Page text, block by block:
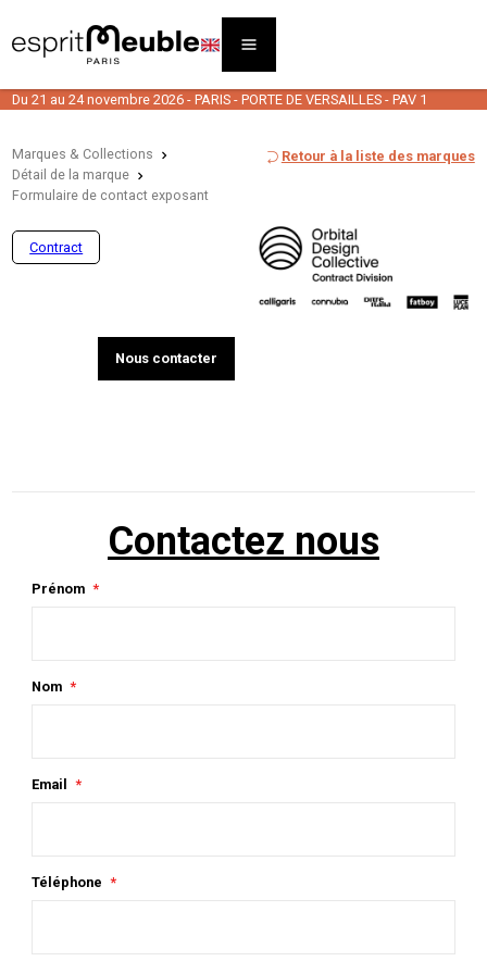
Du 21 au 24 novembre 2026 - PARIS - PORTE DE VERSAILLES - PAV 1
Marques & Collections
Détail de la marque
Formulaire de contact exposant
Retour à la liste des marques
Contract
Nous contacter
Contactez nous
Prénom
Nom
Email
Téléphone